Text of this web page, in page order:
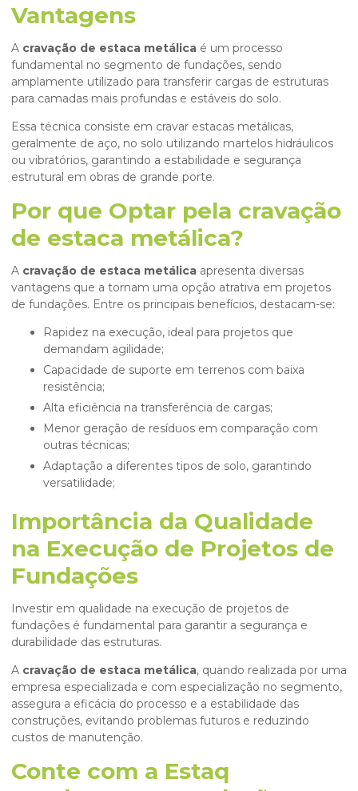
Vantagens
A cravação de estaca metálica é um processo
fundamental no segmento de fundações, sendo
amplamente utilizado para transferir cargas de estruturas
para camadas mais profundas e estáveis do solo.
Essa técnica consiste em cravar estacas metálicas,
geralmente de aço, no solo utilizando martelos hidráulicos
ou vibratórios, garantindo a estabilidade e segurança
estrutural em obras de grande porte.
Por que Optar pela cravação
de estaca metálica?
A cravação de estaca metálica apresenta diversas
vantagens que a tornam uma opção atrativa em projetos
de fundações. Entre os principais benefícios, destacam-se:
Rapidez na execução, ideal para projetos que
demandam agilidade;
Capacidade de suporte em terrenos com baixa
resistência;
Alta eficiência na transferência de cargas;
Menor geração de resíduos em comparação com
outras técnicas;
Adaptação a diferentes tipos de solo, garantindo
versatilidade;
Importância da Qualidade
na Execução de Projetos de
Fundações
Investir em qualidade na execução de projetos de
fundações é fundamental para garantir a segurança e
durabilidade das estruturas.
A cravação de estaca metálica, quando realizada por uma
empresa especializada e com especialização no segmento,
assegura a eficácia do processo e a estabilidade das
construções, evitando problemas futuros e reduzindo
custos de manutenção.
Conte com a Estaq